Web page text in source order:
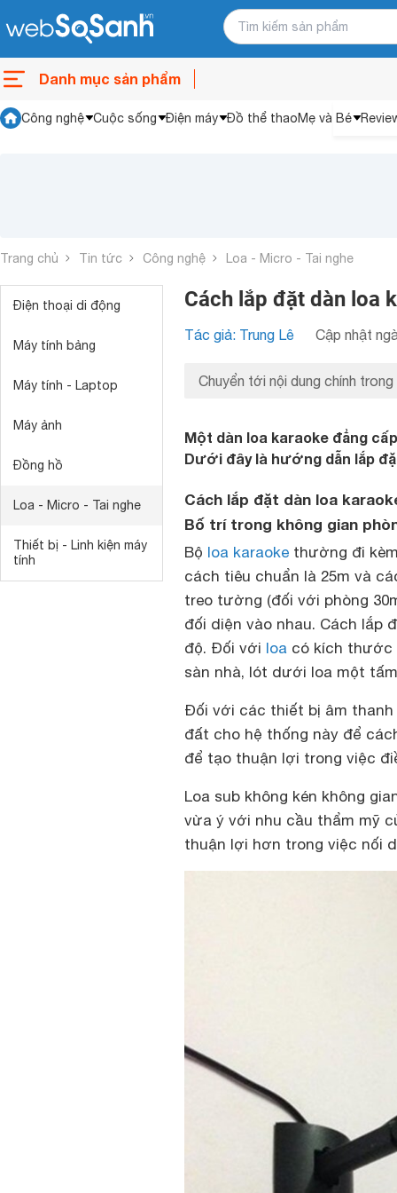
Danh mục sản phẩm
Công nghệ Cuộc sống Điện máy Đồ thể thaoMẹ và Bé
Trang chủ Tin tức Công nghệ Loa - Micro - Tai nghe
Điện thoại di động
Máy tính bảng
Máy tính - Laptop
Máy ảnh
Đồng hồ
Loa - Micro - Tai nghe
Thiết bị - Linh kiện máy
tính
Cách lắp đặt dàn loa
Tác giả: Trung Lê Cập nhật
Chuyển tới nội dung chính trong
Một dàn loa karaoke đẳng
Dưới đây là hướng dẫn lắp
Cách lắp đặt dàn loa
Bố trí trong không gian
Bộ loa karaoke thường đi
cách tiêu chuẩn là 25m và
treo tường (đối với phòng
đối diện vào nhau. Cách lắp
độ. Đối với loa có kích thước
sàn nhà, lót dưới loa một
Đối với các thiết bị âm
đất cho hệ thống này để
để tạo thuận lợi trong việc
Loa sub không kén không
vừa ý với nhu cầu thẩm mỹ
thuận lợi hơn trong việc nối